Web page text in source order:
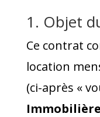
1. Objet
Ce contrat
location
(ci-après «